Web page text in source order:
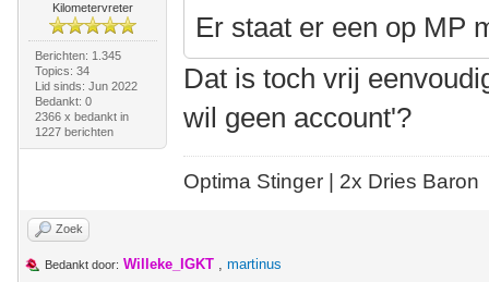
Kilometervreter
Berichten: 1.345
Topics: 34
Lid sinds: Jun 2022
Bedankt: 0
2366 x bedankt in
1227 berichten
Er staat er een op MP
Dat is toch vrij
wil geen account'?
Optima Stinger | 2x Dries Baron
Zoek
Bedankt door: Willeke_IGKT , martinus